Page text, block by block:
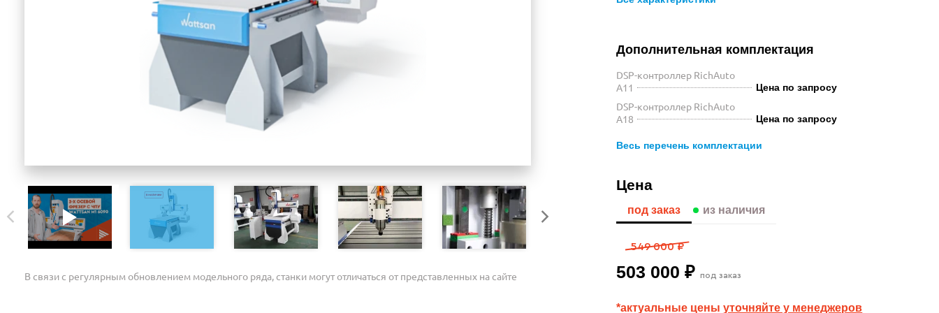
В связи с регулярным обновлением модельного ряда, станки могут отличаться от представленных на сайте
Дополнительная комплектация
DSP-контроллер RichAuto
A11
Цена по запросу
DSP-контроллер RichAuto
A18
Цена по запросу
Весь перечень комплектации
Цена
под заказ из наличия
549 000 ₽
503 000 ₽под заказ
*актуальные ценыуточняйте у менеджеров